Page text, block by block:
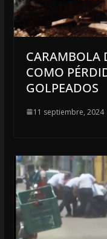
CARAMBOLA
COMO
GOLPEADOS
11 septiembre, 2024